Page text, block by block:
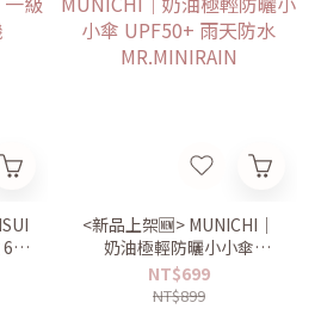
公
<新品上架🆕> MUNICHI｜
奶油極輕防曬小小傘
UPF50+ 雨天防水
MR.MINIRAIN
NT$699
NT$899